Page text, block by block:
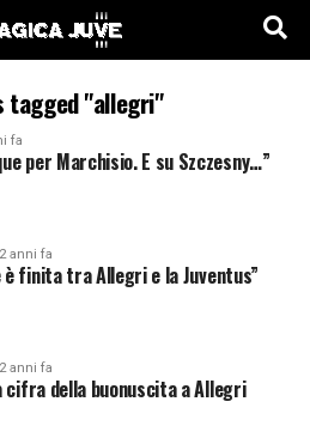
tagged "allegri"
fa
per Marchisio. E su Szczesny…”
2 anni fa
è finita tra Allegri e la Juventus”
2 anni fa
cifra della buonuscita a Allegri